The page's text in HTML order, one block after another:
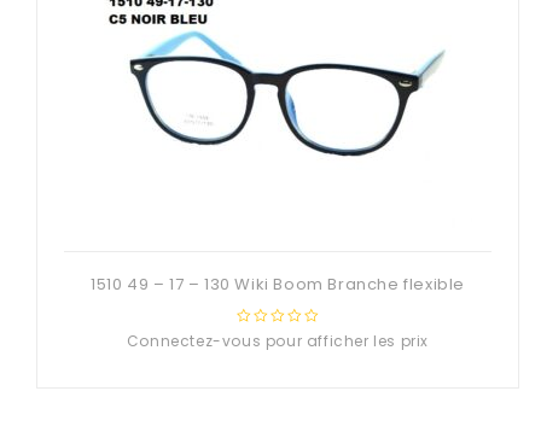
1510 49 – 17 – 130 Wiki Boom Branche flexible
0
Connectez-vous pour afficher les prix